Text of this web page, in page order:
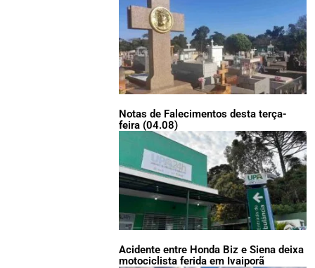
Notas de Falecimentos desta terça-
feira (04.08)
Acidente entre Honda Biz e Siena deixa
motociclista ferida em Ivaiporã